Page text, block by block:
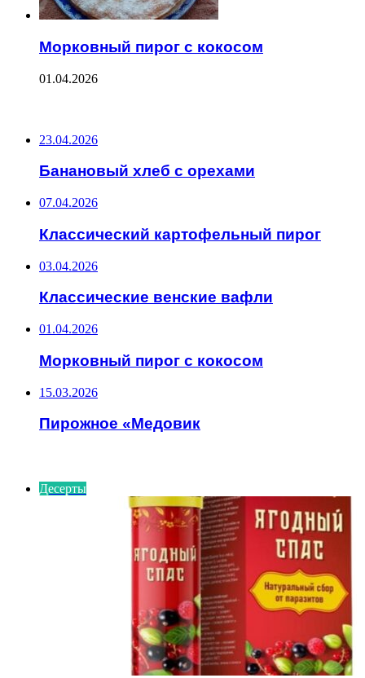
Морковный пирог с кокосом
01.04.2026
23.04.2026
Банановый хлеб с орехами
07.04.2026
Классический картофельный пирог
03.04.2026
Классические венские вафли
01.04.2026
Морковный пирог с кокосом
15.03.2026
Пирожное «Медовик
Десерты